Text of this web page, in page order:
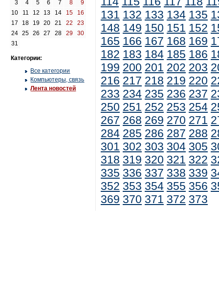
3
4 5 6 7 8
9
10
11 12 13 14 15
16
17
18 19 20 21 22
23
24
25 26 27 28 29
30
31
Категории:
Все категории
Компьютеры, связь
Лента новостей
131 132 133 134 135
148 149 150 151 152
165 166 167 168 169
182 183 184 185 186
199 200 201 202 203
216 217 218 219 220
233 234 235 236 237
250 251 252 253 254
267 268 269 270 271
284 285 286 287 288
301 302 303 304 305
318 319 320 321 322
335 336 337 338 339
352 353 354 355 356
369 370 371 372 373